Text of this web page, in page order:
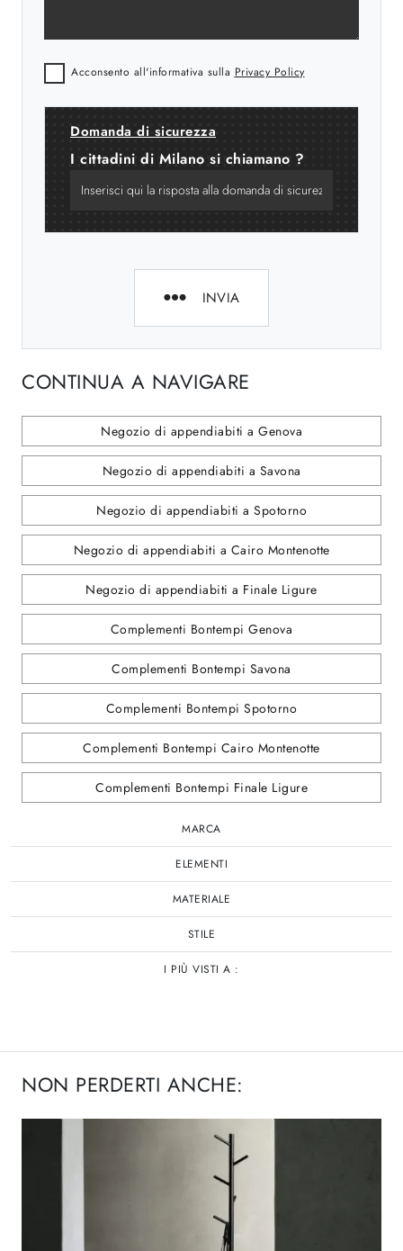
Acconsento all'informativa sulla Privacy Policy
Domanda di sicurezza
I cittadini di Milano si chiamano ?
INVIA
CONTINUA A NAVIGARE
Negozio di appendiabiti a Genova
Negozio di appendiabiti a Savona
Negozio di appendiabiti a Spotorno
Negozio di appendiabiti a Cairo Montenotte
Negozio di appendiabiti a Finale Ligure
Complementi Bontempi Genova
Complementi Bontempi Savona
Complementi Bontempi Spotorno
Complementi Bontempi Cairo Montenotte
Complementi Bontempi Finale Ligure
MARCA
ELEMENTI
MATERIALE
STILE
I PIÙ VISTI A :
NON PERDERTI ANCHE: